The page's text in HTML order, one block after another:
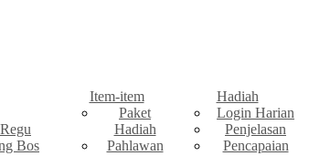
Bos
Item-item
Paket
Hadiah
Pahlawan
Hadiah
Login Harian
Penjelasan
Pencapaian